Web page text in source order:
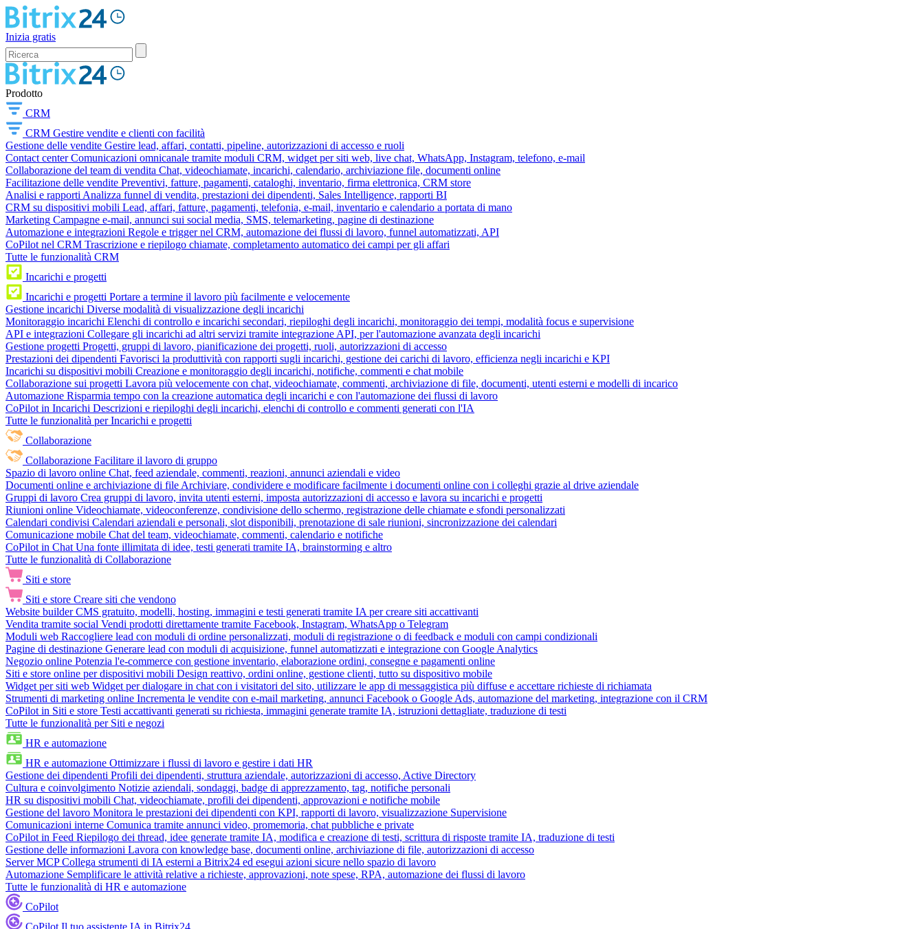
Inizia gratis
Prodotto
CRM
CRM Gestire vendite e clienti con facilità
Gestione delle vendite Gestire lead, affari, contatti, pipeline, autorizzazioni di accesso e ruoli
Contact center Comunicazioni omnicanale tramite moduli CRM, widget per siti web, live chat, WhatsApp, Instagram, telefono, e-mail
Collaborazione del team di vendita Chat, videochiamate, incarichi, calendario, archiviazione file, documenti online
Facilitazione delle vendite Preventivi, fatture, pagamenti, cataloghi, inventario, firma elettronica, CRM store
Analisi e rapporti Analizza funnel di vendita, prestazioni dei dipendenti, Sales Intelligence, rapporti BI
CRM su dispositivi mobili Lead, affari, fatture, pagamenti, telefonia, e-mail, inventario e calendario a portata di mano
Marketing Campagne e-mail, annunci sui social media, SMS, telemarketing, pagine di destinazione
Automazione e integrazioni Regole e trigger nel CRM, automazione dei flussi di lavoro, funnel automatizzati, API
CoPilot nel CRM Trascrizione e riepilogo chiamate, completamento automatico dei campi per gli affari
Tutte le funzionalità CRM
Incarichi e progetti
Incarichi e progetti Portare a termine il lavoro più facilmente e velocemente
Gestione incarichi Diverse modalità di visualizzazione degli incarichi
Monitoraggio incarichi Elenchi di controllo e incarichi secondari, riepiloghi degli incarichi, monitoraggio dei tempi, modalità focus e supervisione
API e integrazioni Collegare gli incarichi ad altri servizi tramite integrazione API, per l'automazione avanzata degli incarichi
Gestione progetti Progetti, gruppi di lavoro, pianificazione dei progetti, ruoli, autorizzazioni di accesso
Prestazioni dei dipendenti Favorisci la produttività con rapporti sugli incarichi, gestione dei carichi di lavoro, efficienza negli incarichi e KPI
Incarichi su dispositivi mobili Creazione e monitoraggio degli incarichi, notifiche, commenti e chat mobile
Collaborazione sui progetti Lavora più velocemente con chat, videochiamate, commenti, archiviazione di file, documenti, utenti esterni e modelli di incarico
Automazione Risparmia tempo con la creazione automatica degli incarichi e con l'automazione dei flussi di lavoro
CoPilot in Incarichi Descrizioni e riepiloghi degli incarichi, elenchi di controllo e commenti generati con l'IA
Tutte le funzionalità per Incarichi e progetti
Collaborazione
Collaborazione Facilitare il lavoro di gruppo
Spazio di lavoro online Chat, feed aziendale, commenti, reazioni, annunci aziendali e video
Documenti online e archiviazione di file Archiviare, condividere e modificare facilmente i documenti online con i colleghi grazie al drive aziendale
Gruppi di lavoro Crea gruppi di lavoro, invita utenti esterni, imposta autorizzazioni di accesso e lavora su incarichi e progetti
Riunioni online Videochiamate, videoconferenze, condivisione dello schermo, registrazione delle chiamate e sfondi personalizzati
Calendari condivisi Calendari aziendali e personali, slot disponibili, prenotazione di sale riunioni, sincronizzazione dei calendari
Comunicazione mobile Chat del team, videochiamate, commenti, calendario e notifiche
CoPilot in Chat Una fonte illimitata di idee, testi generati tramite IA, brainstorming e altro
Tutte le funzionalità di Collaborazione
Siti e store
Siti e store Creare siti che vendono
Website builder CMS gratuito, modelli, hosting, immagini e testi generati tramite IA per creare siti accattivanti
Vendita tramite social Vendi prodotti direttamente tramite Facebook, Instagram, WhatsApp o Telegram
Moduli web Raccogliere lead con moduli di ordine personalizzati, moduli di registrazione o di feedback e moduli con campi condizionali
Pagine di destinazione Generare lead con moduli di acquisizione, funnel automatizzati e integrazione con Google Analytics
Negozio online Potenzia l'e-commerce con gestione inventario, elaborazione ordini, consegne e pagamenti online
Siti e store online per dispositivi mobili Design reattivo, ordini online, gestione clienti, tutto su dispositivo mobile
Widget per siti web Widget per dialogare in chat con i visitatori del sito, utilizzare le app di messaggistica più diffuse e accettare richieste di richiamata
Strumenti di marketing online Incrementa le vendite con e-mail marketing, annunci Facebook o Google Ads, automazione del marketing, integrazione con il CRM
CoPilot in Siti e store Testi accattivanti generati su richiesta, immagini generate tramite IA, istruzioni dettagliate, traduzione di testi
Tutte le funzionalità per Siti e negozi
HR e automazione
HR e automazione Ottimizzare i flussi di lavoro e gestire i dati HR
Gestione dei dipendenti Profili dei dipendenti, struttura aziendale, autorizzazioni di accesso, Active Directory
Cultura e coinvolgimento Notizie aziendali, sondaggi, badge di apprezzamento, tag, notifiche personali
HR su dispositivi mobili Chat, videochiamate, profili dei dipendenti, approvazioni e notifiche mobile
Gestione del lavoro Monitora le prestazioni dei dipendenti con KPI, rapporti di lavoro, visualizzazione Supervisione
Comunicazioni interne Comunica tramite annunci video, promemoria, chat pubbliche e private
CoPilot in Feed Riepilogo dei thread, idee generate tramite IA, modifica e creazione di testi, scrittura di risposte tramite IA, traduzione di testi
Gestione delle informazioni Lavora con knowledge base, documenti online, archiviazione di file, autorizzazioni di accesso
Server MCP Collega strumenti di IA esterni a Bitrix24 ed esegui azioni sicure nello spazio di lavoro
Automazione Semplificare le attività relative a richieste, approvazioni, note spese, RPA, automazione dei flussi di lavoro
Tutte le funzionalità di HR e automazione
CoPilot
CoPilot Il tuo assistente IA in Bitrix24